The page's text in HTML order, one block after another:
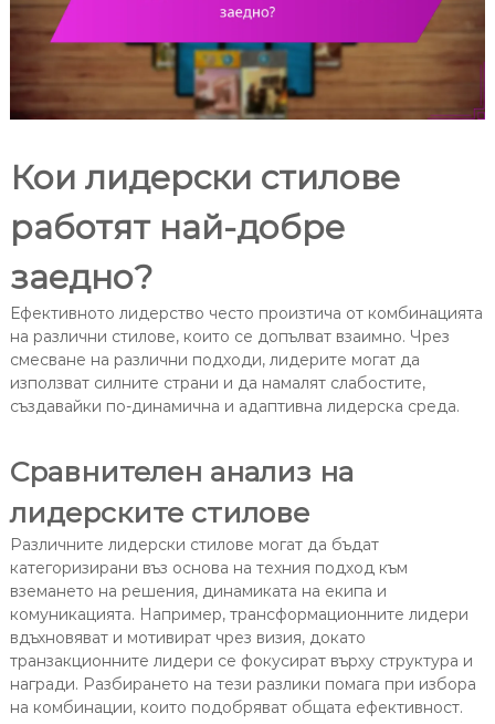
Кои лидерски стилове
работят най-добре
заедно?
Ефективното лидерство често произтича от комбинацията
на различни стилове, които се допълват взаимно. Чрез
смесване на различни подходи, лидерите могат да
използват силните страни и да намалят слабостите,
създавайки по-динамична и адаптивна лидерска среда.
Сравнителен анализ на
лидерските стилове
Различните лидерски стилове могат да бъдат
категоризирани въз основа на техния подход към
вземането на решения, динамиката на екипа и
комуникацията. Например, трансформационните лидери
вдъхновяват и мотивират чрез визия, докато
транзакционните лидери се фокусират върху структура и
награди. Разбирането на тези разлики помага при избора
на комбинации, които подобряват общата ефективност.